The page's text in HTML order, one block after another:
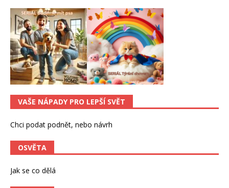
VAŠE NÁPADY PRO LEPŠÍ SVĚT
Chci podat podnět, nebo návrh
OSVĚTA
Jak se co dělá